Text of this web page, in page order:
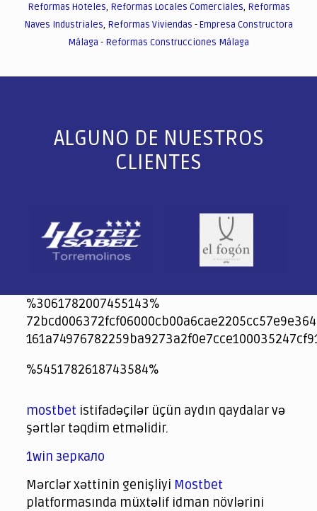
Reformas Hoteles, Reformas Locales Comerciales, Reformas
Naves Industriales, Reformas Viviendas -Empresa Constructora
Málaga - Reformas Construcciones Málaga
ALGUNO DE NUESTROS
CLIENTES
%3061782007455143%
jeetcity
1xbet
jeet city casino
%5451782618743584%
spintiger
Avabet
Spinrise
Crown Green
Crowngreen casino login
슈가 러쉬1000 슬롯
crazy time casino online
1xcasinozambia.com
codingworldnews.com
parimatch.kr
winorio
winorio casino
winorio
mostbet istifadəçilər üçün aydın qaydalar və
şərtlər təqdim etməlidir.
1win зеркало
Mərclər xəttinin genişliyi Mostbet
platformasında müxtəlif idman növlərini